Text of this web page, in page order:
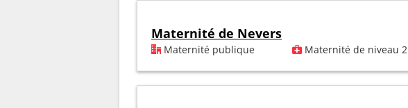
Maternité de Nevers
Maternité publique Maternité de niveau 2